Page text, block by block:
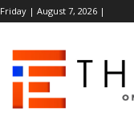
Friday | August 7, 2026 |